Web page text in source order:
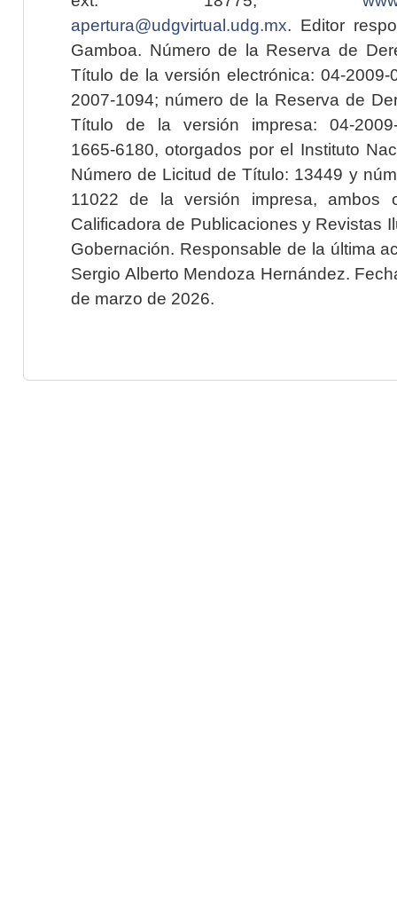
apertura@udgvirtual.udg.mx. Editor
Gamboa. Número de la Reserva de
Título de la versión electrónica: 04-2009-
2007-1094; número de la Reserva de
Título de la versión impresa: 04-2009-
1665-6180, otorgados por el Instituto
Número de Licitud de Título: 13449 y
11022 de la versión impresa, ambos
Calificadora de Publicaciones y Revistas
Gobernación. Responsable de la última
Sergio Alberto Mendoza Hernández.
de marzo de 2026.